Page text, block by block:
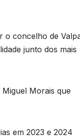
o concelho de
junto dos mais
Morais que
em 2023 e 2024